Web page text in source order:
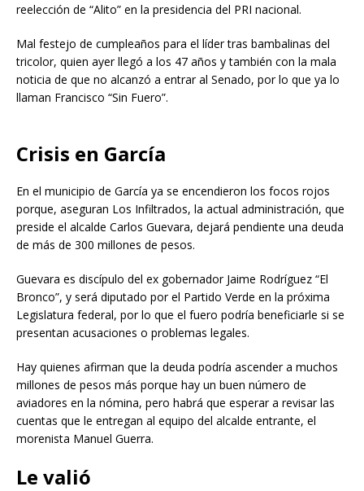
reelección de “Alito” en la presidencia del PRI nacional.
Mal festejo de cumpleaños para el líder tras bambalinas del
tricolor, quien ayer llegó a los 47 años y también con la mala
noticia de que no alcanzó a entrar al Senado, por lo que ya lo
llaman Francisco “Sin Fuero”.
Crisis en García
En el municipio de García ya se encendieron los focos rojos
porque, aseguran Los Infiltrados, la actual administración, que
preside el alcalde Carlos Guevara, dejará pendiente una deuda
de más de 300 millones de pesos.
Guevara es discípulo del ex gobernador Jaime Rodríguez “El
Bronco”, y será diputado por el Partido Verde en la próxima
Legislatura federal, por lo que el fuero podría beneficiarle si se
presentan acusaciones o problemas legales.
Hay quienes afirman que la deuda podría ascender a muchos
millones de pesos más porque hay un buen número de
aviadores en la nómina, pero habrá que esperar a revisar las
cuentas que le entregan al equipo del alcalde entrante, el
morenista Manuel Guerra.
Le valió